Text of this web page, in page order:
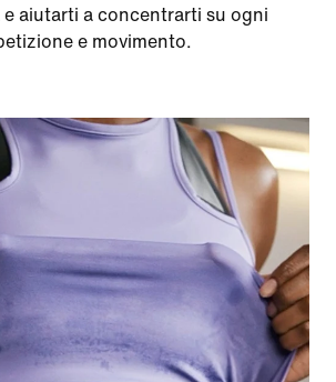
aiutarti a concentrarti su ogni
e movimento.